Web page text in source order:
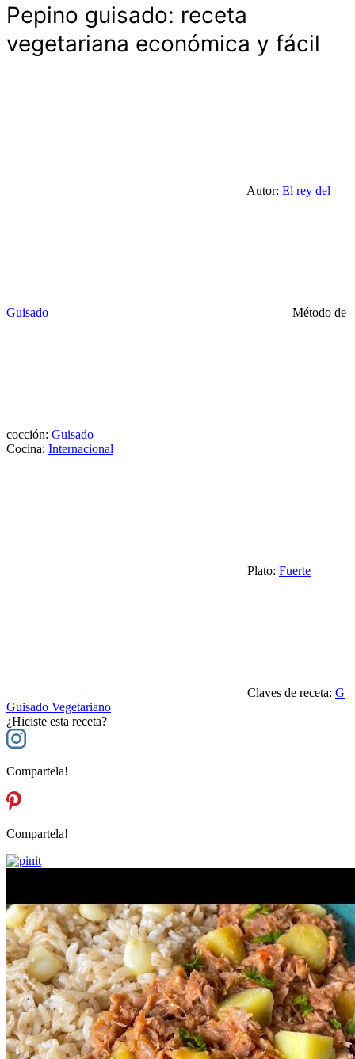
Pepino guisado: receta
vegetariana económica y fácil
Autor: El rey del
Guisado Método de
cocción: Guisado
Cocina: Internacional
Plato: Fuerte
Claves de receta: G
Guisado Vegetariano
¿Hiciste esta receta?
Compartela!
Compartela!